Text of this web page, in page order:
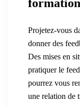
Projetez-vous
donner des
Des mises en
pratiquer le
pourrez vous
une relation de